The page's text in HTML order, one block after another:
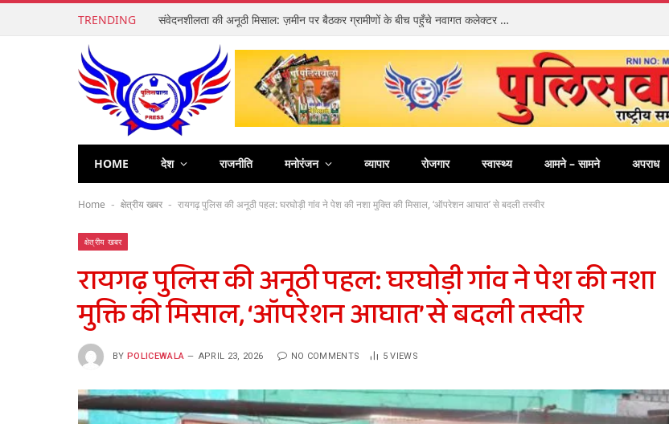
TRENDING संवेदनशीलता की अनूठी मिसाल: ज़मीन पर बैठकर ग्रामीणों के बीच पहुँचे नवागत कलेक्टर पार्थ जायसवाल, धुरवार में चौपाल लगाकर सुनीं समस्याएँ
HOME देश राजनीति मनोरंजन व्यापार रोजगार स्वास्थ्य आमने – सामने अपराध
Home - क्षेत्रीय खबर - रायगढ़ पुलिस की अनूठी पहल: घरघोड़ी गांव ने पेश की नशा मुक्ति की मिसाल, ‘ऑपरेशन आघात’ से बदली तस्वीर
क्षेत्रीय खबर
रायगढ़ पुलिस की अनूठी पहल: घरघोड़ी गांव ने पेश की नशा
मुक्ति की मिसाल, ‘ऑपरेशन आघात’ से बदली तस्वीर
BY POLICEWALA APRIL 23, 2026 NO COMMENTS 5VIEWS